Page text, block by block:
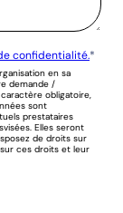
confidentialité.*
en sa
demande /
obligatoire,
sont
prestataires
Elles seront
de droits sur
ces droits et leur